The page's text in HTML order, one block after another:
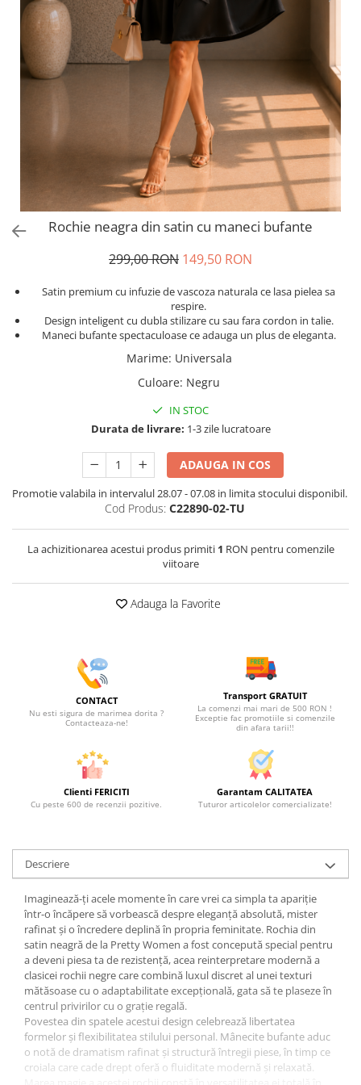
Tricouri si topuri
Rochii de eveniment
Rochie neagra din satin cu maneci bufante
299,00 RON 149,50 RON
Satin premium cu infuzie de vascoza naturala ce lasa pielea sa
respire.
Design inteligent cu dubla stilizare cu sau fara cordon in talie.
Maneci bufante spectaculoase ce adauga un plus de eleganta.
Marime: Universala
Culoare: Negru
IN STOC
Durata de livrare: 1-3 zile lucratoare
ADAUGA IN COS
Promotie valabila in intervalul 28.07 - 07.08 in limita stocului disponibil.
Cod Produs: C22890-02-TU
La achizitionarea acestui produs primiti 1 RON pentru comenzile
viitoare
Adauga la Favorite
CONTACT
Nu esti sigura de marimea dorita ?
Contacteaza-ne!
Transport GRATUIT
La comenzi mai mari de 500 RON !
Exceptie fac promotiile si comenzile
din afara tarii!!
Clienti FERICITI
Cu peste 600 de recenzii pozitive.
Garantam CALITATEA
Tuturor articolelor comercializate!
Descriere
Imaginează-ți acele momente în care vrei ca simpla ta apariție
într-o încăpere să vorbească despre eleganță absolută, mister
rafinat și o încredere deplină în propria feminitate. Rochia din
satin neagră de la Pretty Women a fost concepută special pentru
a deveni piesa ta de rezistență, acea reinterpretare modernă a
clasicei rochii negre care combină luxul discret al unei texturi
mătăsoase cu o adaptabilitate excepțională, gata să te plaseze în
centrul privirilor cu o grație regală.
Povestea din spatele acestui design celebrează libertatea
formelor și flexibilitatea stilului personal. Mânecite bufante aduc
o notă de dramatism rafinat și structură întregii piese, în timp ce
croiala care cade drept oferă o fluiditate modernă și relaxată.